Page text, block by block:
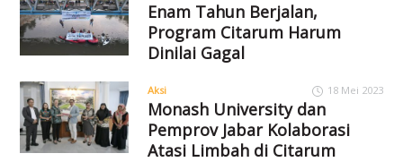
Enam Tahun Berjalan,
Program Citarum Harum
Dinilai Gagal
Aksi 18 Mei 2023
Monash University dan
Pemprov Jabar Kolaborasi
Atasi Limbah di Citarum